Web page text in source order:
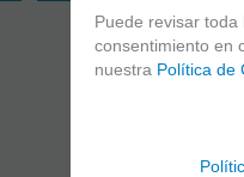
Puede revisar
consentimiento en
nuestra Política de